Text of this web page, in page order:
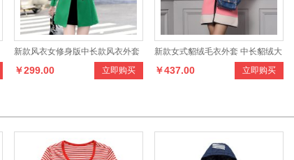
新款风衣女修身版中长款风衣外套
立即购买
￥299.00
新款女式貂绒毛衣外套 中长貂绒大
衣 立即购买
￥437.00